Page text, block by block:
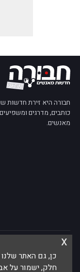
כן, גם האתר
חלק, ישמור על
x
חבורה היא זירת חדשות
כותבים, מדרגים
מאנשים.
© 2026 חבורה — חדשות מאנשים